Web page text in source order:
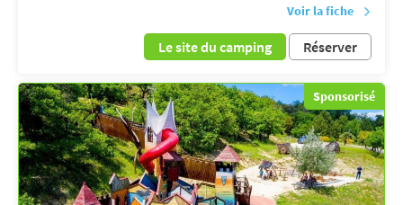
Voir la fiche
Le site du camping Réserver
Sponsorisé